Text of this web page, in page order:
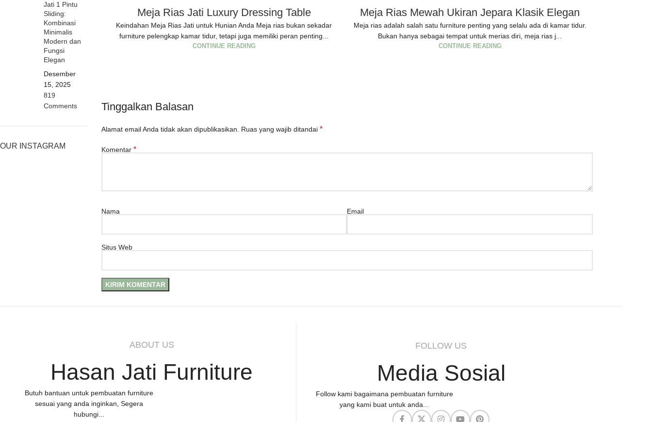
Jati 1 Pintu
Sliding:
Kombinasi
Minimalis
Modern dan
Fungsi
Elegan
Desember
15, 2025
819
Comments
OUR INSTAGRAM
Meja Rias Jati Luxury Dressing Table
Keindahan Meja Rias Jati untuk Hunian Anda Meja rias bukan sekadar
furniture pelengkap kamar tidur, tetapi juga memiliki peran penting...
CONTINUE READING
Meja Rias Mewah Ukiran Jepara Klasik Elegan
Meja rias adalah salah satu furniture penting yang selalu ada di kamar tidur.
Bukan hanya sebagai tempat untuk merias diri, meja rias j...
CONTINUE READING
Tinggalkan Balasan
Alamat email Anda tidak akan dipublikasikan. Ruas yang wajib ditandai *
Komentar *
Nama Email
Situs Web
ABOUT US
Hasan Jati Furniture
Butuh bantuan untuk pembuatan furniture
sesuai yang anda inginkan, Segera
hubungi...
FOLLOW US
Media Sosial
Follow kami bagaimana pembuatan furniture
yang kami buat untuk anda...